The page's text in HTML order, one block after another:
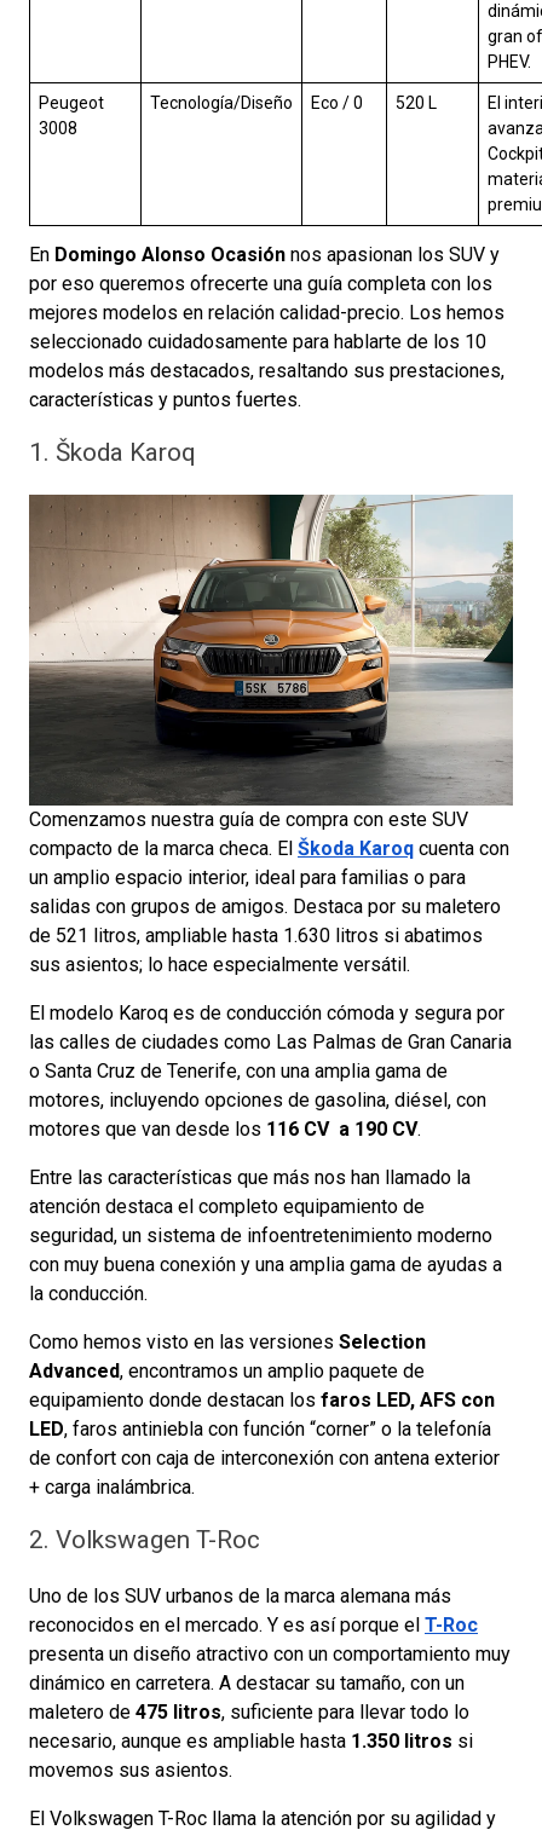
gran
PHEV.
Peugeot
3008
Tecnología/Diseño Eco / 0 520 L
El
En Domingo Alonso Ocasión nos apasionan los SUV y
por eso queremos ofrecerte una guía completa con los
mejores modelos en relación calidad-precio. Los hemos
seleccionado cuidadosamente para hablarte de los 10
modelos más destacados, resaltando sus prestaciones,
características y puntos fuertes.
1. Škoda Karoq
Comenzamos nuestra guía de compra con este SUV
compacto de la marca checa. El Škoda Karoq cuenta con
un amplio espacio interior, ideal para familias o para
salidas con grupos de amigos. Destaca por su maletero
de 521 litros, ampliable hasta 1.630 litros si abatimos
sus asientos; lo hace especialmente versátil.
El modelo Karoq es de conducción cómoda y segura por
las calles de ciudades como Las Palmas de Gran Canaria
o Santa Cruz de Tenerife, con una amplia gama de
motores, incluyendo opciones de gasolina, diésel, con
motores que van desde los 116 CV a 190 CV.
Entre las características que más nos han llamado la
atención destaca el completo equipamiento de
seguridad, un sistema de infoentretenimiento moderno
con muy buena conexión y una amplia gama de ayudas a
la conducción.
Como hemos visto en las versiones Selection
Advanced, encontramos un amplio paquete de
equipamiento donde destacan los faros LED, AFS con
LED, faros antiniebla con función “corner” o la telefonía
de confort con caja de interconexión con antena exterior
+ carga inalámbrica.
2. Volkswagen T-Roc
Uno de los SUV urbanos de la marca alemana más
reconocidos en el mercado. Y es así porque el T-Roc
presenta un diseño atractivo con un comportamiento muy
dinámico en carretera. A destacar su tamaño, con un
maletero de 475 litros, suficiente para llevar todo lo
necesario, aunque es ampliable hasta 1.350 litros si
movemos sus asientos.
El Volkswagen T-Roc llama la atención por su agilidad y